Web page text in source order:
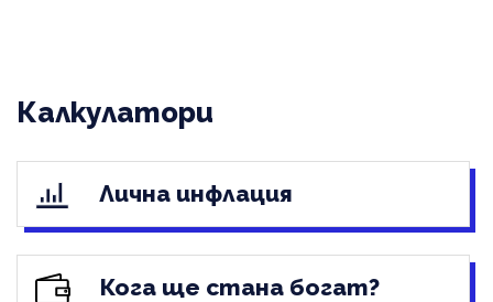
Калкулатори
Лична инфлация
Кога ще стана богат?